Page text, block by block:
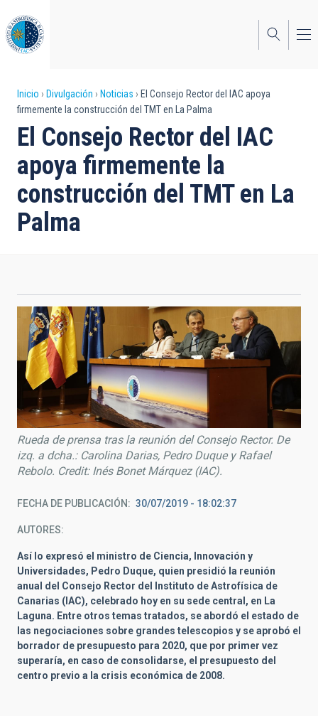
al
contenido
principal
Sobrescribir
enlaces
de
ayuda
a
la
Inicio Divulgación Noticias
El Consejo Rector del IAC apoya
firmemente la construcción del TMT en La Palma
El Consejo Rector del IAC
apoya firmemente la
construcción del TMT en La
Palma
Rueda de prensa tras la reunión del Consejo Rector. De
izq. a dcha.: Carolina Darias, Pedro Duque y Rafael
Rebolo. Credit: Inés Bonet Márquez (IAC).
FECHA DE PUBLICACIÓN 30/07/2019 - 18:02:37
AUTORES
Así lo expresó el ministro de Ciencia, Innovación y
Universidades, Pedro Duque, quien presidió la reunión
anual del Consejo Rector del Instituto de Astrofísica de
Canarias (IAC), celebrado hoy en su sede central, en La
Laguna. Entre otros temas tratados, se abordó el estado de
las negociaciones sobre grandes telescopios y se aprobó el
borrador de presupuesto para 2020, que por primer vez
superaría, en caso de consolidarse, el presupuesto del
centro previo a la crisis económica de 2008.